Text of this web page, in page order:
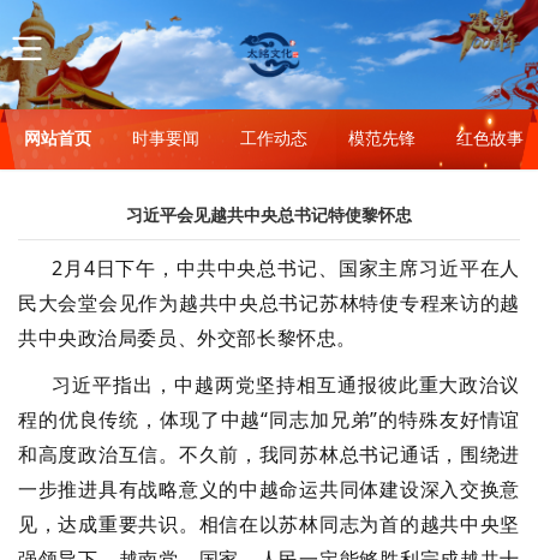
网站首页 时事要闻 工作动态 模范先锋 红色故事
习近平会见越共中央总书记特使黎怀忠
2月4日下午，中共中央总书记、国家主席习近平在人
民大会堂会见作为越共中央总书记苏林特使专程来访的越
共中央政治局委员、外交部长黎怀忠。
习近平指出，中越两党坚持相互通报彼此重大政治议
程的优良传统，体现了中越“同志加兄弟”的特殊友好情谊
和高度政治互信。不久前，我同苏林总书记通话，围绕进
一步推进具有战略意义的中越命运共同体建设深入交换意
见，达成重要共识。相信在以苏林同志为首的越共中央坚